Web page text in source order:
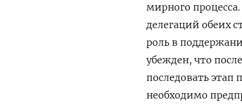
мирного
делегаций обеих
роль в
убежден, что
последовать
необходимо